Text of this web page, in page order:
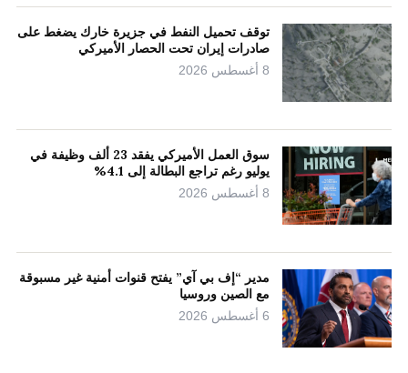
توقف تحميل النفط في جزيرة خارك يضغط على
صادرات إيران تحت الحصار الأميركي
8 أغسطس 2026
سوق العمل الأميركي يفقد 23 ألف وظيفة في
يوليو رغم تراجع البطالة إلى 4.1%
8 أغسطس 2026
مدير “إف بي آي” يفتح قنوات أمنية غير مسبوقة
مع الصين وروسيا
6 أغسطس 2026